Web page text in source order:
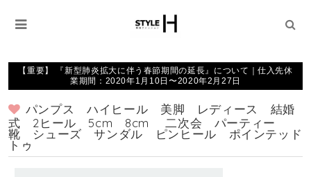
【重要】 『新型肺炎拡大に伴う春節期間の延長』について｜仕入先休
業期間：2020年1月10日〜2020年2月27日
パンプス ハイヒール 美脚 レディース 結婚
式 2ヒール 5cm 8cm 二次会 パーティー
靴 シューズ サンダル ピンヒール ポインテッド
トゥ